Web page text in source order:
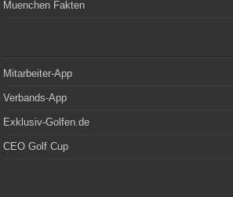
Muenchen Fakten
Mitarbeiter-App
Verbands-App
Exklusiv-Golfen.de
CEO Golf Cup